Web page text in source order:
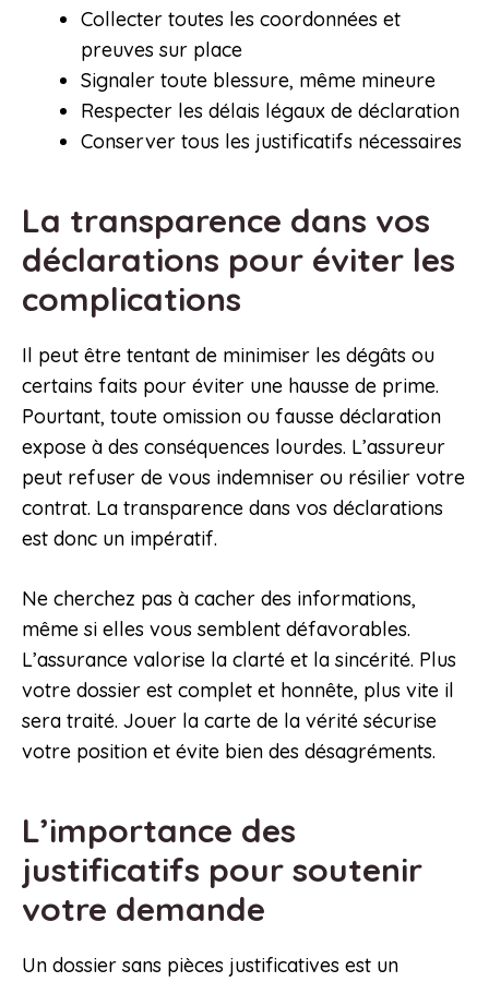
Collecter toutes les coordonnées et
preuves sur place
Signaler toute blessure, même mineure
Respecter les délais légaux de déclaration
Conserver tous les justificatifs nécessaires
La transparence dans vos
déclarations pour éviter les
complications
Il peut être tentant de minimiser les dégâts ou
certains faits pour éviter une hausse de prime.
Pourtant, toute omission ou fausse déclaration
expose à des conséquences lourdes. L’assureur
peut refuser de vous indemniser ou résilier votre
contrat. La transparence dans vos déclarations
est donc un impératif.
Ne cherchez pas à cacher des informations,
même si elles vous semblent défavorables.
L’assurance valorise la clarté et la sincérité. Plus
votre dossier est complet et honnête, plus vite il
sera traité. Jouer la carte de la vérité sécurise
votre position et évite bien des désagréments.
L’importance des
justificatifs pour soutenir
votre demande
Un dossier sans pièces justificatives est un